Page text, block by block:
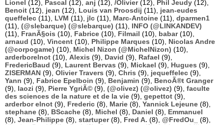
Lionel (12), Pascal (12), anj (12), /Olivier(12), Phil Jeudy (12),
Benoit (12), jean (12), Louis van Proosdij (11), jean-eudes
queffelec (11), LVM (11), jlc (11), Marc-Antoine (11), dparmen1
(11), (@slebarque) (@slebarque) (11), INFO (@LINKANDEV)
(11), FranÃ§ois (10), Fabrice (10), Filmail (10), babar(10),
arnaud (10), Vincent (10), Philippe Marques (10), Nicolas Andre
(@corpogame) (10), Michel Nizon (@MichelNizon) (10),
arderborelnot (10), Alexis (9), David (9), Rafael (9),
FredericBaud (9), Laurent Bervas (9), Mickael (9), Hugues (9),
ZISERMAN (9), Olivier Travers (9), Chris (9), jequeffelec (9),
Yann (9), Fabrice Epelboin (9), Benjamin (9), BenoÃ®t Granger
(9), laozi (9), Pierre YgriÃ© (9), (@olivez) (@olivez) (9), faculte
des sciences de la nature et de la vie (9), gepettot (9),
arderbor elnot (9), Frederic (8), Marie (8), Yannick Lejeune (8),
stephane (8), BScache (8), Michel (8), Daniel (8), Emmanuel
(8), Jean-Philippe (8), startuper(8), Fred A. (8), @FredOu_
(8),